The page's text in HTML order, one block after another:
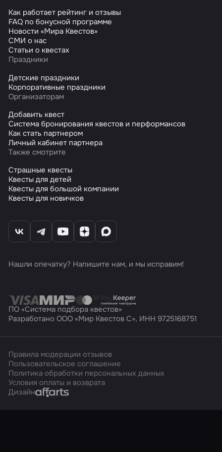
Как работает рейтинг и отзывы
FAQ по бонусной программе
Новости «Мира Квестов»
СМИ о нас
Статьи о квестах
Праздники
Детские праздники
Корпоративные праздники
Организаторам
Добавить квест
Система бронирования квестов и перформансов
Как стать партнером
Личный кабинет партнера
Также смотрите
Страшные квесты
Квесты для детей
Квесты для большой компании
Квесты для новичков
Нашли опечатку? Напишите нам, и мы исправим!
ПО «Система подбора квестов»
Разработано ООО «Мир Квестов С», ИНН 9725168751
Правила модерации отзывов
Пользовательское соглашение
Политика обработки персональных данных
Условия оплаты и возврата
ДизайнAffarts